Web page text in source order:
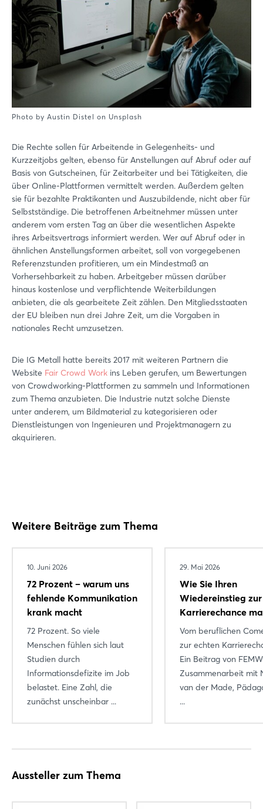
Photo by Austin Distel on Unsplash
Die Rechte sollen für Arbeitende in Gelegenheits- und
Kurzzeitjobs gelten, ebenso für Anstellungen auf Abruf oder auf
Basis von Gutscheinen, für Zeitarbeiter und bei Tätigkeiten, die
über Online-Plattformen vermittelt werden. Außerdem gelten
sie für bezahlte Praktikanten und Auszubildende, nicht aber für
Selbstständige. Die betroffenen Arbeitnehmer müssen unter
anderem vom ersten Tag an über die wesentlichen Aspekte
ihres Arbeitsvertrags informiert werden. Wer auf Abruf oder in
ähnlichen Anstellungsformen arbeitet, soll von vorgegebenen
Referenzstunden profitieren, um ein Mindestmaß an
Vorhersehbarkeit zu haben. Arbeitgeber müssen darüber
hinaus kostenlose und verpflichtende Weiterbildungen
anbieten, die als gearbeitete Zeit zählen. Den Mitgliedsstaaten
der EU bleiben nun drei Jahre Zeit, um die Vorgaben in
nationales Recht umzusetzen.
Die IG Metall hatte bereits 2017 mit weiteren Partnern die
Website Fair Crowd Work ins Leben gerufen, um Bewertungen
von Crowdworking-Plattformen zu sammeln und Informationen
zum Thema anzubieten. Die Industrie nutzt solche Dienste
unter anderem, um Bildmaterial zu kategorisieren oder
Dienstleistungen von Ingenieuren und Projektmanagern zu
akquirieren.
Weitere Beiträge zum Thema
10. Juni 2026
72 Prozent – warum uns
fehlende Kommunikation
krank macht
72 Prozent. So viele
Menschen fühlen sich laut
Studien durch
Informationsdefizite im Job
belastet. Eine Zahl, die
zunächst unscheinbar ...
29. Mai 2026
Wie Sie Ihren
Wiedereinstieg zur
Karrierechance
Vom beruflichen
zur echten
Ein Beitrag von
Zusammenarbeit mit
van der Made,
...
Aussteller zum Thema